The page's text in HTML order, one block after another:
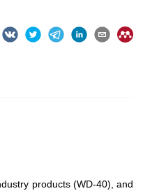
products (WD‑40), and